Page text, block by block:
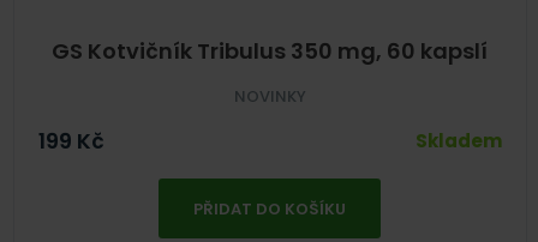
GS Kotvičník Tribulus 350 mg, 60 kapslí
NOVINKY
199 Kč Skladem
PŘIDAT DO KOŠÍKU